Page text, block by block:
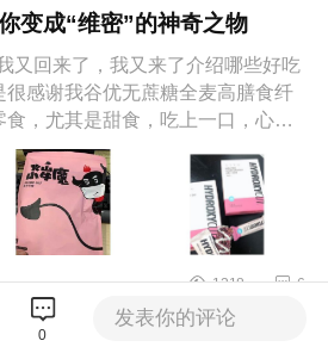
变成“维密”的神奇之物
又回来了，我又来了介绍哪些好吃
很感谢我谷优无蔗糖全麦高膳食纤
，尤其是甜食，吃上一口，心里
太多的甜...
1318 6
0
发表你的评论